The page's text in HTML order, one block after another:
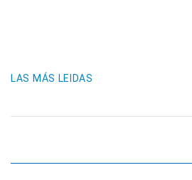
LAS MÁS LEIDAS